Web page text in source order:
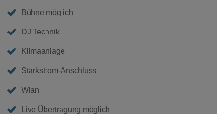
Bühne möglich
DJ Technik
Klimaanlage
Starkstrom-Anschluss
Wlan
Live Übertragung möglich